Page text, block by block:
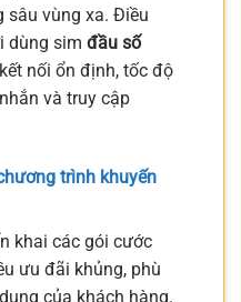
sâu vùng xa. Điều
dùng sim đầu số
nối ổn định, tốc độ
và truy cập
trình khuyến
khai các gói cước
ưu đãi khủng, phù
của khách hàng.